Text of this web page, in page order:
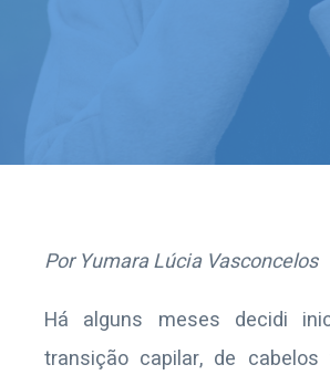
Por Yumara Lúcia Vasconcelos
Há alguns meses decidi
transição capilar, de cabelos